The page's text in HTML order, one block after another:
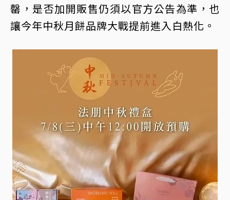
罄，是否加開販售仍須以官方公告為準，也
讓今年中秋月餅品牌大戰提前進入白熱化。